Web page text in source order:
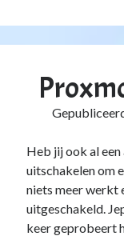
Heb jij ook al
uitschakelen om
niets meer werkt
uitgeschakeld.
keer geprobeert